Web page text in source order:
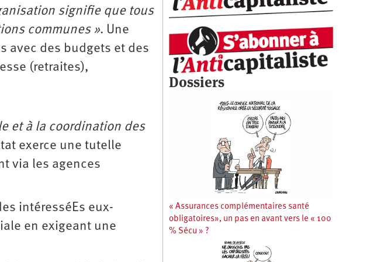
signifie que tous
communes ». Une
avec des budgets et des
(retraites),
et à la coordination des
exerce une tutelle
via les agences
intéresséEs eux-
en exigeant une
Dossiers
« Assurances complémentaires santé
obligatoires», un pas en avant vers le « 100
% Sécu » ?